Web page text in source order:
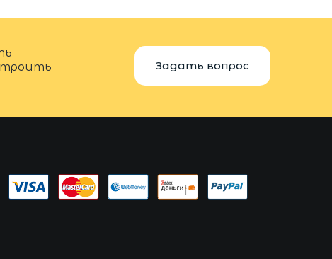
Задать вопрос